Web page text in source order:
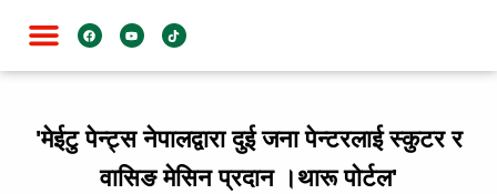
'मेईटु पेन्ट्स नेपालद्वारा दुई जना पेन्टरलाई स्कुटर र
वासिङ मेसिन प्रदान ।थारू पाेर्टल'